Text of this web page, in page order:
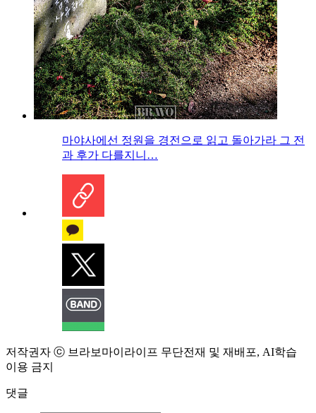
마야사에선 정원을 경전으로 읽고 돌아가라 그 전
과 후가 다를지니…
저작권자 ⓒ 브라보마이라이프 무단전재 및 재배포, AI학습
이용 금지
댓글